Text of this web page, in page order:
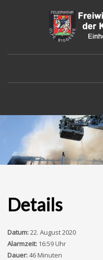
Details
Datum:22. August 2020
Alarmzeit: 16:59 Uhr
Dauer:46 Minuten